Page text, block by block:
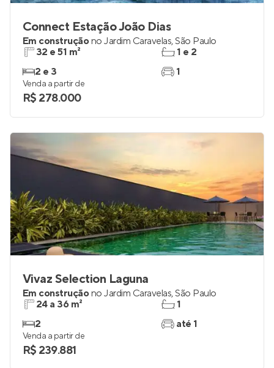
Connect Estação João Dias
Em construçãono Jardim Caravelas,São Paulo
32 e 51 m²
2 e 3
1 e 2
1
Venda a partir de
R$ 278.000
Vivaz Selection Laguna
Em construçãono Jardim Caravelas,São Paulo
24 a 36 m²
2
1
até 1
Venda a partir de
R$ 239.881